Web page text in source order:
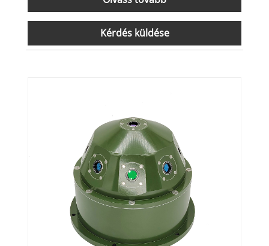
Kérdés küldése